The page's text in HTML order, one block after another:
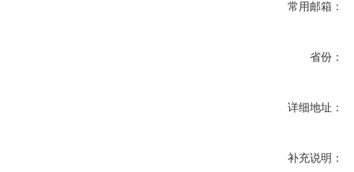
常用邮箱：
省份：
详细地址：
补充说明：